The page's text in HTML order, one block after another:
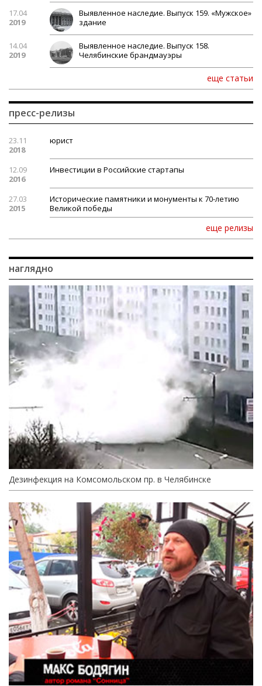
17.04
2019
Выявленное наследие. Выпуск 159. «Мужское»
здание
14.04
2019
Выявленное наследие. Выпуск 158.
Челябинские брандмауэры
еще статьи
пресс-релизы
23.11
2018
юрист
12.09
2016
Инвестиции в Российские стартапы
27.03
2015
Исторические памятники и монументы к 70-летию
Великой победы
еще релизы
наглядно
Дезинфекция на Комсомольском пр. в Челябинске